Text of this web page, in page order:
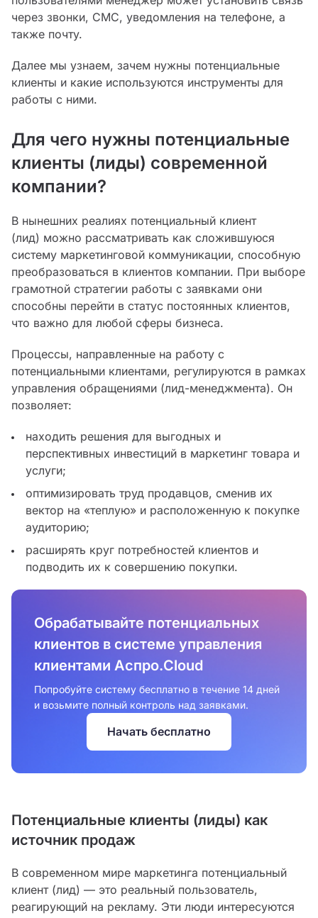
через звонки, СМС, уведомления на телефоне, а
также почту.
Далее мы узнаем, зачем нужны потенциальные
клиенты и какие используются инструменты для
работы с ними.
Для чего нужны потенциальные
клиенты (лиды) современной
компании?
В нынешних реалиях потенциальный клиент
(лид) можно рассматривать как сложившуюся
систему маркетинговой коммуникации, способную
преобразоваться в клиентов компании. При выборе
грамотной стратегии работы с заявками они
способны перейти в статус постоянных клиентов,
что важно для любой сферы бизнеса.
Процессы, направленные на работу с
потенциальными клиентами, регулируются в рамках
управления обращениями (лид-менеджмента). Он
позволяет:
находить решения для выгодных и
перспективных инвестиций в маркетинг товара и
услуги;
оптимизировать труд продавцов, сменив их
вектор на «теплую» и расположенную к покупке
аудиторию;
расширять круг потребностей клиентов и
подводить их к совершению покупки.
Обрабатывайте потенциальных
клиентов в системе управления
клиентами Аспро.Cloud
Попробуйте систему бесплатно в течение 14 дней
и возьмите полный контроль над заявками.
Начать бесплатно
Потенциальные клиенты (лиды) как
источник продаж
В современном мире маркетинга потенциальный
клиент (лид) — это реальный пользователь,
реагирующий на рекламу. Эти люди интересуются